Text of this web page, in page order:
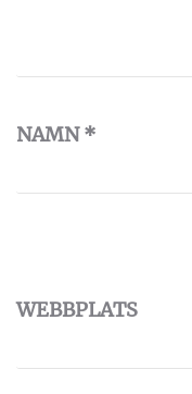
NAMN*
WEBBPLATS